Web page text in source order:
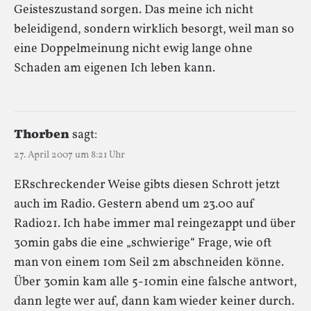
Geisteszustand sorgen. Das meine ich nicht
beleidigend, sondern wirklich besorgt, weil man so
eine Doppelmeinung nicht ewig lange ohne
Schaden am eigenen Ich leben kann.
Thorbensagt:
27. April 2007 um 8:21 Uhr
ERschreckender Weise gibts diesen Schrott jetzt
auch im Radio. Gestern abend um 23.00 auf
Radio21. Ich habe immer mal reingezappt und über
30min gabs die eine „schwierige“ Frage, wie oft
man von einem 10m Seil 2m abschneiden könne.
Über 30min kam alle 5-10min eine falsche antwort,
dann legte wer auf, dann kam wieder keiner durch.